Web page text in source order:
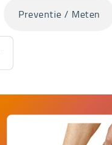
Preventie / Meten